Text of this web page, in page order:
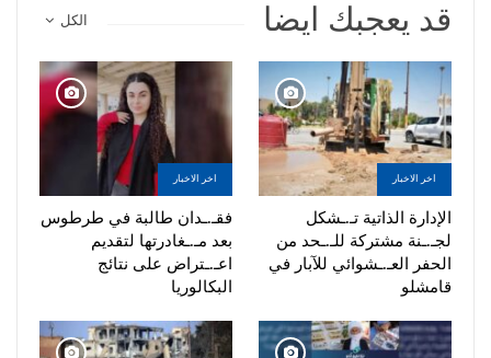
الكل قد يعجبك ايضا
اخر الاخبار
الإدارة الذاتية تـ.ـشكل
لجـ.ـنة مشتركة للـ.ـحد من
الحفر العـ.ـشوائي للآبار في
قامشلو
اخر الاخبار
فقـ.ـدان طالبة في طرطوس
بعد مـ.ـغادرتها لتقديم
اعـ.ـتراض على نتائج
البكالوريا